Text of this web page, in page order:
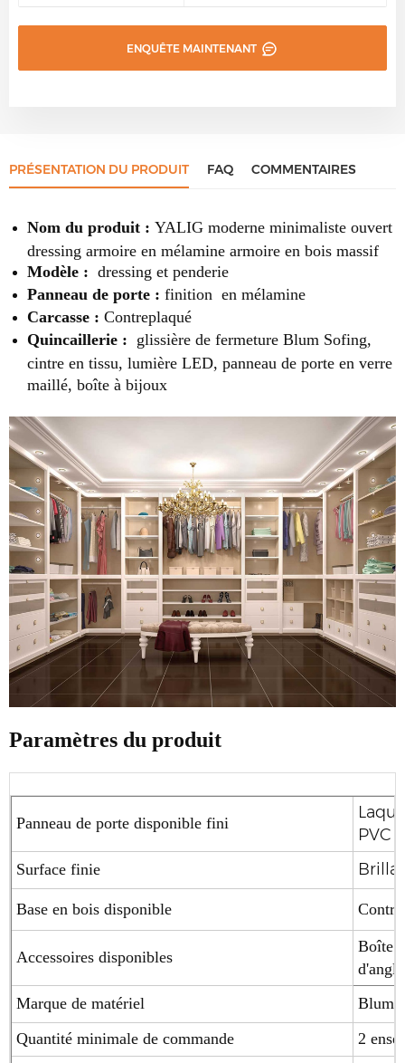
ENQUÊTE MAINTENANT
PRÉSENTATION DU PRODUIT FAQ COMMENTAIRES
Nom du produit : YALIG moderne minimaliste ouvert
dressing armoire en mélamine armoire en bois massif
Modèle : dressing et penderie
Panneau de porte : finition en mélamine
Carcasse : Contreplaqué
Quincaillerie : glissière de fermeture Blum Sofing,
cintre en tissu, lumière LED, panneau de porte en verre
maillé, boîte à bijoux
Paramètres du produit
Panneau de porte disponible fini
PVC
Surface finie
Base en bois disponible
Accessoires disponibles
Boîte
Marque de matériel
Blum
Quantité minimale de commande
2